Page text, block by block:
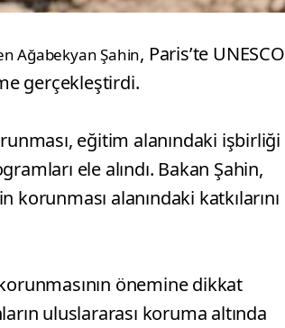
Ağabekyan Şahin, Paris’te UNESCO
gerçekleştirdi.
eğitim alanındaki işbirliği
ele alındı. Bakan Şahin,
korunması alanındaki katkılarını
önemine dikkat
uluslararası koruma altında